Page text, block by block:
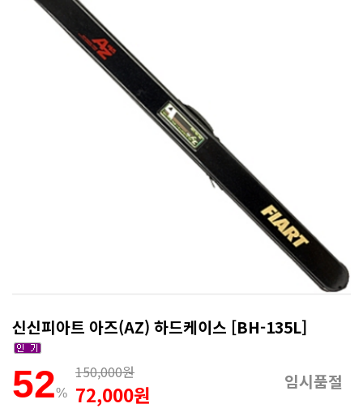
신신피아트 아즈(AZ) 하드케이스 [BH-135L]
52%
임시품절
150,000원
72,000원